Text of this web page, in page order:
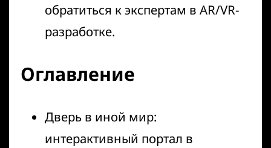
обратиться к экспертам в AR/VR-
разработке.
Оглавление
Дверь в иной мир:
интерактивный портал в